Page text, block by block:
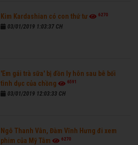
Kim Kardashian có con thứ tư 6270
03/01/2019 1:03:37 CH
'Em gái trà sữa' bị đồn ly hôn sau bê bối
tình dục của chồng
6591
03/01/2019 12:03:33 CH
Ngô Thanh Vân, Đàm Vĩnh Hưng đi xem
phim của Mỹ Tâm
6270